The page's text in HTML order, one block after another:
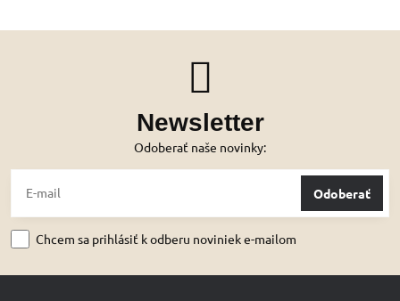
Newsletter
Odoberať naše novinky:
Odoberať
Chcem sa prihlásiť k odberu noviniek e-mailom